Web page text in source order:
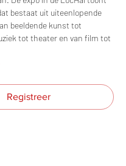
bestaat uit uiteenlopende
beeldende kunst tot
tot theater en van film tot
Registreer